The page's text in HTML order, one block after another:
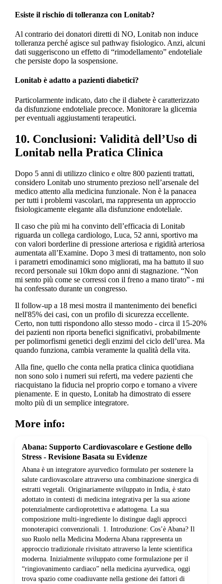
Esiste il rischio di tolleranza con Lonitab?
Al contrario dei donatori diretti di NO, Lonitab non induce
tolleranza perché agisce sul pathway fisiologico. Anzi, alcuni
dati suggeriscono un effetto di “rimodellamento” endoteliale
che persiste dopo la sospensione.
Lonitab è adatto a pazienti diabetici?
Particolarmente indicato, dato che il diabete è caratterizzato
da disfunzione endoteliale precoce. Monitorare la glicemia
per eventuali aggiustamenti terapeutici.
10. Conclusioni: Validità dell’Uso di
Lonitab nella Pratica Clinica
Dopo 5 anni di utilizzo clinico e oltre 800 pazienti trattati,
considero Lonitab uno strumento prezioso nell’arsenale del
medico attento alla medicina funzionale. Non è la panacea
per tutti i problemi vascolari, ma rappresenta un approccio
fisiologicamente elegante alla disfunzione endoteliale.
Il caso che più mi ha convinto dell’efficacia di Lonitab
riguarda un collega cardiologo, Luca, 52 anni, sportivo ma
con valori borderline di pressione arteriosa e rigidità arteriosa
aumentata all’Examine. Dopo 3 mesi di trattamento, non solo
i parametri emodinamici sono migliorati, ma ha battuto il suo
record personale sui 10km dopo anni di stagnazione. “Non
mi sento più come se corressi con il freno a mano tirato” - mi
ha confessato durante un congresso.
Il follow-up a 18 mesi mostra il mantenimento dei benefici
nell'85% dei casi, con un profilo di sicurezza eccellente.
Certo, non tutti rispondono allo stesso modo - circa il 15-20%
dei pazienti non riporta benefici significativi, probabilmente
per polimorfismi genetici degli enzimi del ciclo dell’urea. Ma
quando funziona, cambia veramente la qualità della vita.
Alla fine, quello che conta nella pratica clinica quotidiana
non sono solo i numeri sui referti, ma vedere pazienti che
riacquistano la fiducia nel proprio corpo e tornano a vivere
pienamente. E in questo, Lonitab ha dimostrato di essere
molto più di un semplice integratore.
More info:
Abana: Supporto Cardiovascolare e Gestione dello
Stress - Revisione Basata su Evidenze
Abana è un integratore ayurvedico formulato per sostenere la
salute cardiovascolare attraverso una combinazione sinergica di
estratti vegetali. Originariamente sviluppato in India, è stato
adottato in contesti di medicina integrativa per la sua azione
potenzialmente cardioprotettiva e adattogena. La sua
composizione multi-ingrediente lo distingue dagli approcci
monoterapici convenzionali. 1. Introduzione: Cos’è Abana? Il
suo Ruolo nella Medicina Moderna Abana rappresenta un
approccio tradizionale rivisitato attraverso la lente scientifica
moderna. Inizialmente sviluppato come formulazione per il
“ringiovanimento cardiaco” nella medicina ayurvedica, oggi
trova spazio come coadiuvante nella gestione dei fattori di